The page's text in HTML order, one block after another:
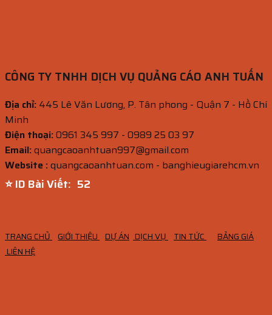
CÔNG TY TNHH DỊCH VỤ QUẢNG CÁO ANH TUẤN
Địa chỉ: 445 Lê Văn Lương, P. Tân phong - Quận 7 - Hồ Chí
Minh
Điện thoại:0961 345 997 - 0989 25 03 97
Email:quangcaoanhtuan997@gmail.com
Website :quangcaoanhtuan.com - banghieugiarehcm.vn
⭐ ID Bài Viết: 51
TRANG CHỦ GIỚI THIỆU DỰ ÁN DỊCH VỤ TIN TỨC
BẢNG GIÁ
LIÊN HỆ